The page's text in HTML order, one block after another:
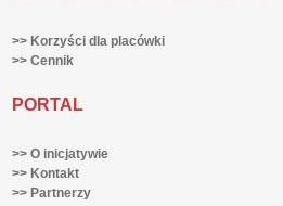
>> Korzyści dla placówki
>> Cennik
PORTAL
>> O inicjatywie
>> Kontakt
>> Partnerzy